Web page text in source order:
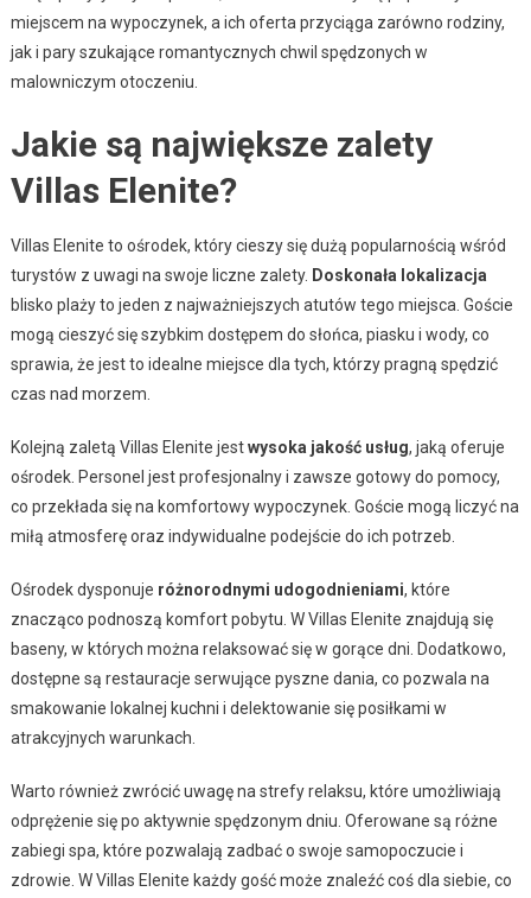
miejscem na wypoczynek, a ich oferta przyciąga zarówno rodziny,
jak i pary szukające romantycznych chwil spędzonych w
malowniczym otoczeniu.
Jakie są największe zalety
Villas Elenite?
Villas Elenite to ośrodek, który cieszy się dużą popularnością wśród
turystów z uwagi na swoje liczne zalety. Doskonała lokalizacja
blisko plaży to jeden z najważniejszych atutów tego miejsca. Goście
mogą cieszyć się szybkim dostępem do słońca, piasku i wody, co
sprawia, że jest to idealne miejsce dla tych, którzy pragną spędzić
czas nad morzem.
Kolejną zaletą Villas Elenite jestwysoka jakość usług, jaką oferuje
ośrodek. Personel jest profesjonalny i zawsze gotowy do pomocy,
co przekłada się na komfortowy wypoczynek. Goście mogą liczyć na
miłą atmosferę oraz indywidualne podejście do ich potrzeb.
Ośrodek dysponuje różnorodnymi udogodnieniami, które
znacząco podnoszą komfort pobytu. W Villas Elenite znajdują się
baseny, w których można relaksować się w gorące dni. Dodatkowo,
dostępne są restauracje serwujące pyszne dania, co pozwala na
smakowanie lokalnej kuchni i delektowanie się posiłkami w
atrakcyjnych warunkach.
Warto również zwrócić uwagę na strefy relaksu, które umożliwiają
odprężenie się po aktywnie spędzonym dniu. Oferowane są różne
zabiegi spa, które pozwalają zadbać o swoje samopoczucie i
zdrowie. W Villas Elenite każdy gość może znaleźć coś dla siebie, co